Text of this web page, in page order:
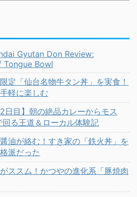
Gyutan Don Review:
Tongue Bowl
定「仙台名物牛タン丼」を実食！
軽に楽しむ
日目】朝の絶品カレーからモス
る王道＆ローカル体験記
油が絡む！すき家の「鉄火丼」を
派だった
ススム！かつやの進化系「豚焼肉